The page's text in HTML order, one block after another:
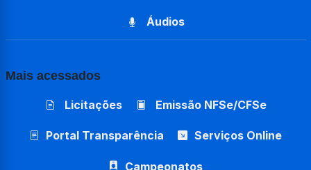
Áudios
Mais acessados
Licitações Emissão NFSe/CFSe
Portal Transparência Serviços Online
Campeonatos